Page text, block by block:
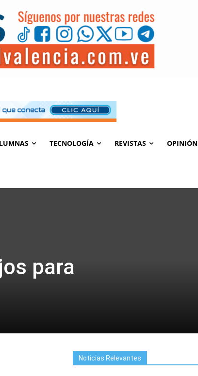
TECNOLOGÍA REVISTAS OPINIÓN
para
Noticias Relevantes